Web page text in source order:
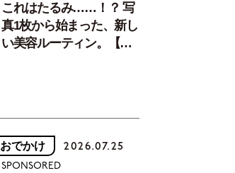
これはたるみ……！？ 写
真1枚から始まった、新し
い美容ルーティン。【中
おでかけ 2026.07.25
SPONSORED